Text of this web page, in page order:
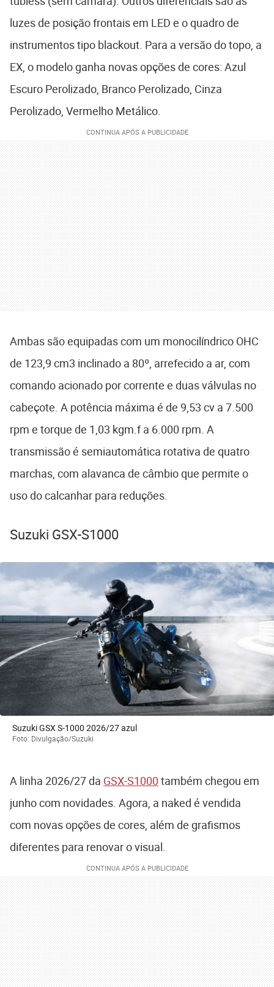
luzes de posição frontais em LED e o quadro de
instrumentos tipo blackout. Para a versão do topo, a
EX, o modelo ganha novas opções de cores: Azul
Escuro Perolizado, Branco Perolizado, Cinza
Perolizado, Vermelho Metálico.
Ambas são equipadas com um monocilíndrico OHC
de 123,9 cm3 inclinado a 80º, arrefecido a ar, com
comando acionado por corrente e duas válvulas no
cabeçote. A potência máxima é de 9,53 cv a 7.500
rpm e torque de 1,03 kgm.f a 6.000 rpm. A
transmissão é semiautomática rotativa de quatro
marchas, com alavanca de câmbio que permite o
uso do calcanhar para reduções.
Suzuki GSX-S1000
Suzuki GSX S-1000 2026/27 azul
Foto: Divulgação/Suzuki
A linha 2026/27 da GSX-S1000 também chegou em
junho com novidades. Agora, a naked é vendida
com novas opções de cores, além de grafismos
diferentes para renovar o visual.